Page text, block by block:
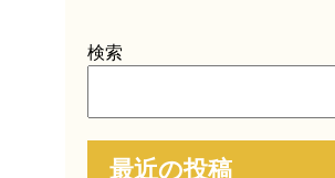
検索
最近の投稿